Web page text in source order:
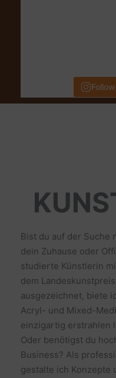
Bist du auf der Suche
dein Zuhause oder
studierte Künstlerin
dem
ausgezeichnet, biete
Acryl- und Mixed-
einzigartig erstrahlen
Oder benötigst du
Business? Als
gestalte ich Konzepte